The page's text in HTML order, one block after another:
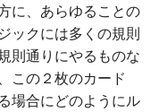
に、あらゆることの
ックには多くの規則
則通りにやるものな
この２枚のカード
場合にどのようにル